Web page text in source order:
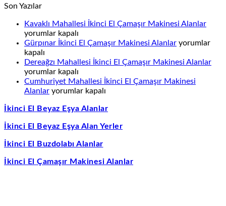
Son Yazılar
Kavaklı Mahallesi İkinci El Çamaşır Makinesi Alanlar
İkinci
yorumlar kapalı
Gürpınar İkinci El Çamaşır Makinesi Alanlar Gürpınar
El
Makinesi
yorumlar
kapalı
Dereağzı Mahallesi İkinci El Çamaşır Makinesi Alanlar
yorumlar kapalı
Cumhuriyet Mahallesi İkinci El Çamaşır Makinesi
Alanlar Cumhuriyet
İkinci
Çamaşır
Alanlar
yorumlar kapalı
İkinci El Beyaz Eşya Alanlar
İkinci El Beyaz Eşya Alan Yerler
İkinci El Buzdolabı Alanlar
İkinci El Çamaşır Makinesi Alanlar